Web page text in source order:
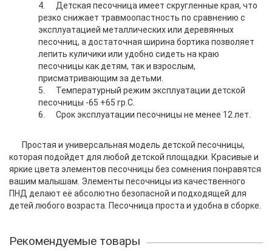
4.
Детская песочница имеет скругленные края, что
резко снижает травмоопастность по сравнению с
эксплуатацией металлических или деревянных
песочниц, а достаточная ширина бортика позволяет
лепить куличики или удобно сидеть на краю
песочницы как детям, так и взрослым,
присматривающим за детьми.
5.
Температурный режим эксплуатации детской
песочницы -65 +65 гр.С.
6.
Срок эксплуатации песочницы не менее 12 лет.
Простая и универсальная модель детской песочницы,
которая подойдет для любой детской площадки. Красивые и
яркие цвета элементов песочницы без сомнения понравятся
вашим малышам. Элементы песочницы из качественного
ПНД делают её абсолютно безопасной и подходящей для
детей любого возраста. Песочница проста и удобна в сборке.
Рекомендуемые товары